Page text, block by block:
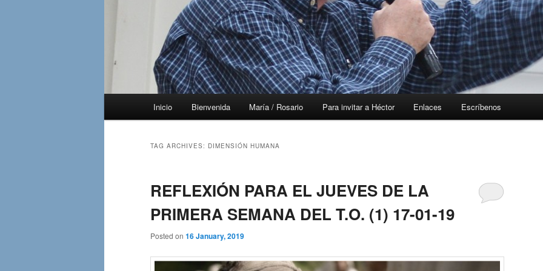
Inicio Bienvenida María / Rosario Para invitar a Héctor Enlaces Escríbenos
TAG ARCHIVES: DIMENSIÓN HUMANA
REFLEXIÓN PARA EL JUEVES DE LA
PRIMERA SEMANA DEL T.O. (1) 17-01-19
Posted on 16 January, 2019